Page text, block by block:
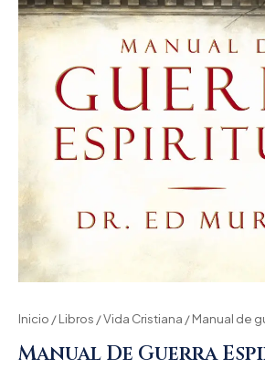
Inicio /Libros /Vida Cristiana / Manual de
Manual De Guerra